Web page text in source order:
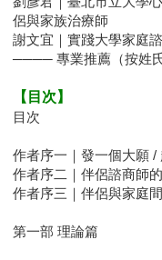
侶與家族治療師
謝文宜｜實踐大學家庭
──── 專業推薦（按姓氏
【目次】
目次
作者序一｜發一個大願 /
作者序二｜伴侶諮商師
作者序三｜伴侶與家庭
第一部 理論篇